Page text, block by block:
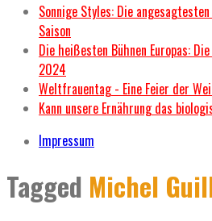
Sonnige Styles: Die
Saison
Die heißesten Bühnen Europas:
2024
Weltfrauentag - Eine Feier der
Kann unsere Ernährung das
Impressum
Tagged Michel